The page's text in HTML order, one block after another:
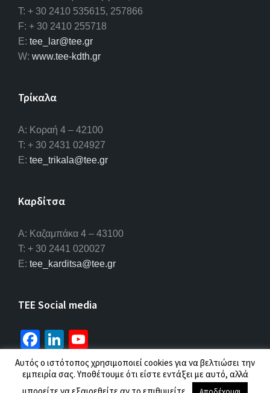
T: + 30 2410 535615, 257866
F: + 30 2410 255718
E: tee_lar@tee.gr
W: www.tee-kdth.gr
Τρίκαλα
Α: Κοραή 4 – 42100
T: + 30 2431 024927
E: tee_trikala@tee.gr
Καρδίτσα
Α: Καζαμπάκα 4 – 43100
T: + 30 2441 020027
E: tee_karditsa@tee.gr
TEE Social media
Fa
ce
b
Li
n
ke
u
T
© 2026 ΤΕΕ |Πολιτική προσωπικών δεδομένων
Αυτός ο ιστότοπος χρησιμοποιεί cookies για να βελτιώσει την
εμπειρία σας. Υποθέτουμε ότι είστε εντάξει με αυτό, αλλά